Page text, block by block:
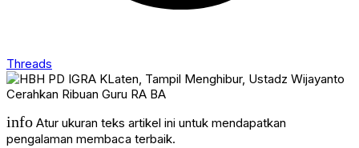
Threads
info Atur ukuran teks artikel ini untuk mendapatkan
pengalaman membaca terbaik.